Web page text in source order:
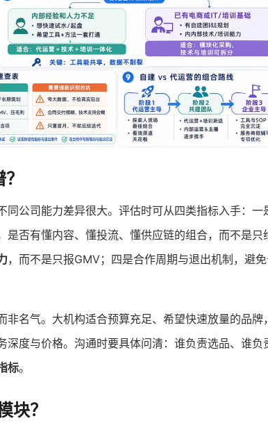
同公司能力差异很大。评估时可从四类指标入手：一
是否有懂内容、懂投流、懂供应链的组合，而不是只
，而不是只报GMV；四是合作周期与退出机制，避
非名气。大机构适合预算充足、希望快速放量的品牌
深度与价格。沟通时要具体问清：谁负责选品、谁负
标。
块？